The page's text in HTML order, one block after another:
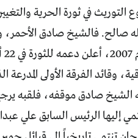
التوريث في ثورة الحرية
فالشيخ صادق الأحمر،
وقائد الفرقة الأولى
الشيخ صادق موقفه، فلقبه
إليها الرئيس السابق علي